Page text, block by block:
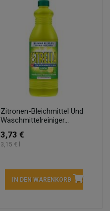
Zitronen-Bleichmittel Und
Waschmittelreiniger...
3,73 €
3,15 € l
IN DEN WARENKORB